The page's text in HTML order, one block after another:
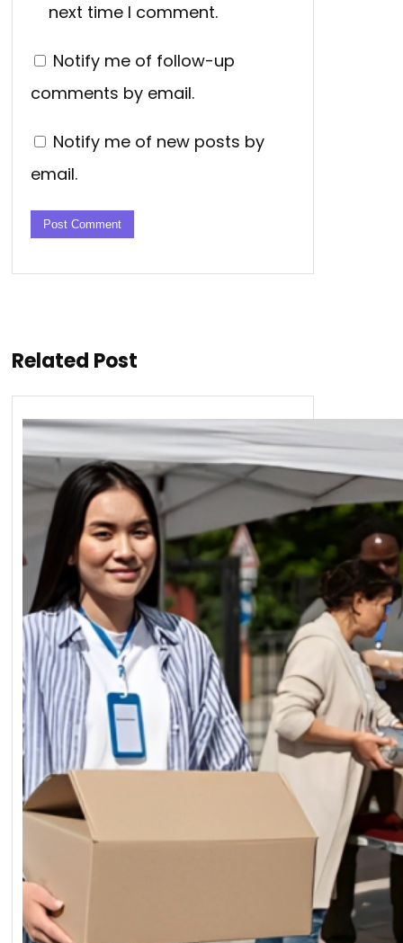
next time I comment.
Notify me of follow-up
comments by email.
Notify me of new posts by
email.
Related Post